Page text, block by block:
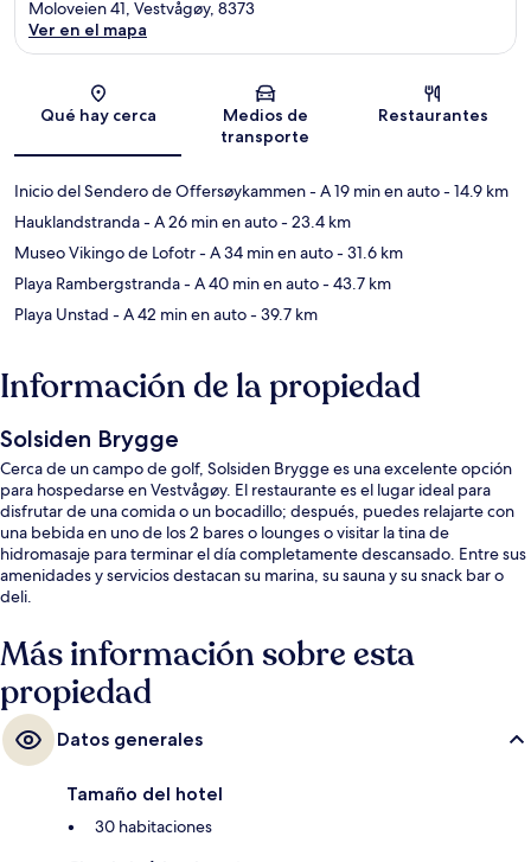
Sección del mapa
Moloveien 41, Vestvågøy, 8373
Ver en el mapa
Qué hay cerca
Medios de
transporte
Restaurantes
Inicio del Sendero de Offersøykammen- A 19 min en auto- 14.9 km
Hauklandstranda- A 26 min en auto- 23.4 km
Museo Vikingo de Lofotr- A 34 min en auto- 31.6 km
Playa Rambergstranda- A 40 min en auto- 43.7 km
Playa Unstad - A 42 min en auto- 39.7 km
Información de la propiedad
Solsiden Brygge
Cerca de un campo de golf, Solsiden Brygge es una excelente opción
para hospedarse en Vestvågøy. El restaurante es el lugar ideal para
disfrutar de una comida o un bocadillo; después, puedes relajarte con
una bebida en uno de los 2 bares o lounges o visitar la tina de
hidromasaje para terminar el día completamente descansado. Entre sus
amenidades y servicios destacan su marina, su sauna y su snack bar o
deli.
Más información sobre esta
propiedad
Datos generales
Tamaño del hotel
30 habitaciones